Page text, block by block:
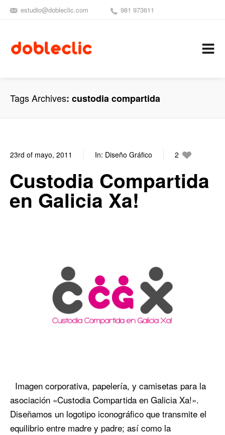
estudio@dobleclic.com 981 973611
Tags Archives custodia compartida
23rd of mayo, 2011 In: Diseño Gráfico
2
Custodia Compartida
en Galicia Xa!
Imagen corporativa, papelería, y camisetas para la
asociación «Custodia Compartida en Galicia Xa!».
Diseñamos un logotipo iconográfico que transmite el
equilibrio entre madre y padre; así como la